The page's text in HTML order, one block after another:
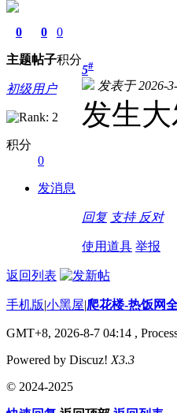
0
主题
0
帖子
0
积分
初级用户
积分
0
发消息
5#
发表于 2026-
发生
回复 支持 反对
使用道具 举报
返回列表
手机版|小黑屋|爬花楼-热饭网
GMT+8, 2026-8-7 04:14 ,
Powered by Discuz! X3.3
© 2024-2025